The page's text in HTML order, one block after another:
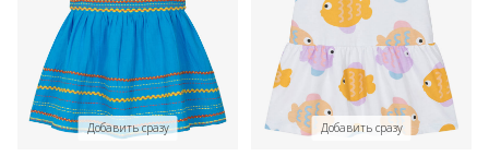
Добавить сразу Добавить сразу